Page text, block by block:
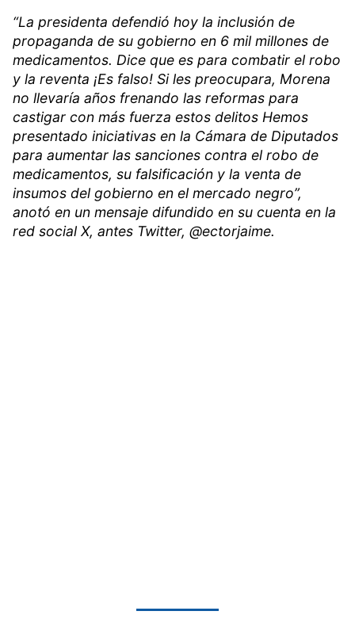
“La presidenta defendió hoy la inclusión de
propaganda de su gobierno en 6 mil millones de
medicamentos. Dice que es para combatir el robo
y la reventa ¡Es falso! Si les preocupara, Morena
no llevaría años frenando las reformas para
castigar con más fuerza estos delitos Hemos
presentado iniciativas en la Cámara de Diputados
para aumentar las sanciones contra el robo de
medicamentos, su falsificación y la venta de
insumos del gobierno en el mercado negro”,
anotó en un mensaje difundido en su cuenta en la
red social X, antes Twitter, @ectorjaime.